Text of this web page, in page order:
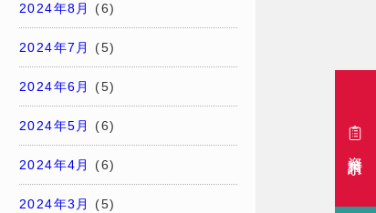
2024年8月 (6)
2024年7月 (5)
2024年6月 (5)
2024年5月 (6)
2024年4月 (6)
2024年3月 (5)